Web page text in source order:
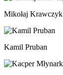
Mikołaj Krawczyk
Kamil Pruban